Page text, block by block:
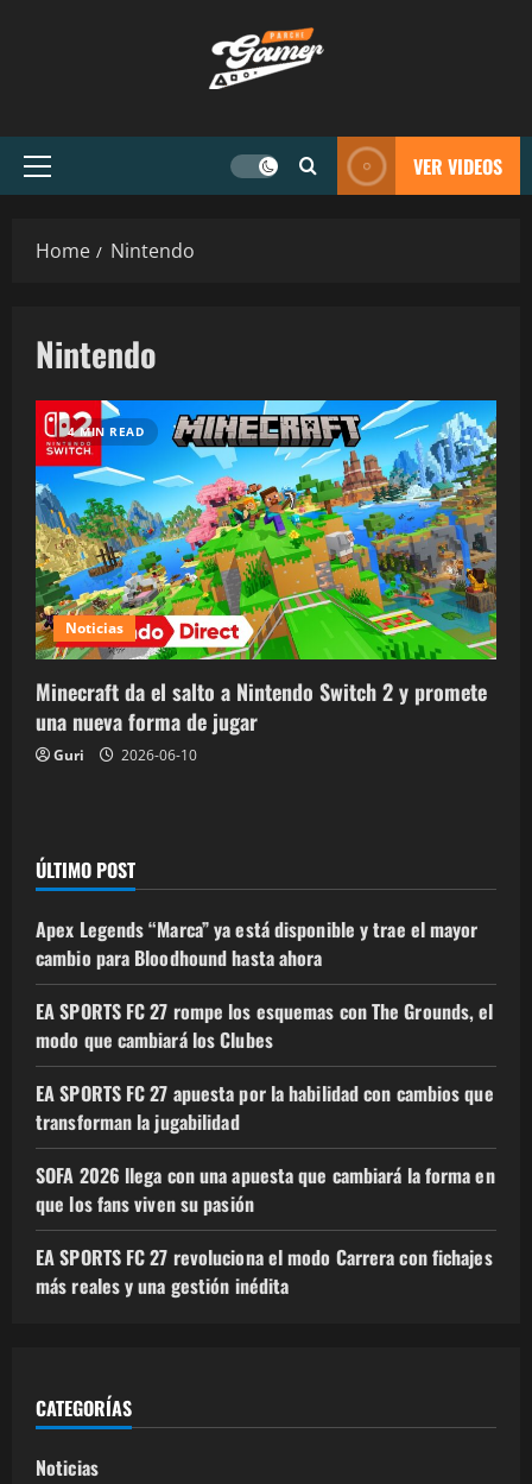
VER VIDEOS
Home Nintendo
Nintendo
4 MIN READ
Noticias
Minecraft da el salto a Nintendo Switch 2 y promete
una nueva forma de jugar
Guri 2026-06-10
ÚLTIMO POST
Apex Legends “Marca” ya está disponible y trae el mayor
cambio para Bloodhound hasta ahora
EA SPORTS FC 27 rompe los esquemas con The Grounds, el
modo que cambiará los Clubes
EA SPORTS FC 27 apuesta por la habilidad con cambios que
transforman la jugabilidad
SOFA 2026 llega con una apuesta que cambiará la forma en
que los fans viven su pasión
EA SPORTS FC 27 revoluciona el modo Carrera con fichajes
más reales y una gestión inédita
CATEGORÍAS
Noticias